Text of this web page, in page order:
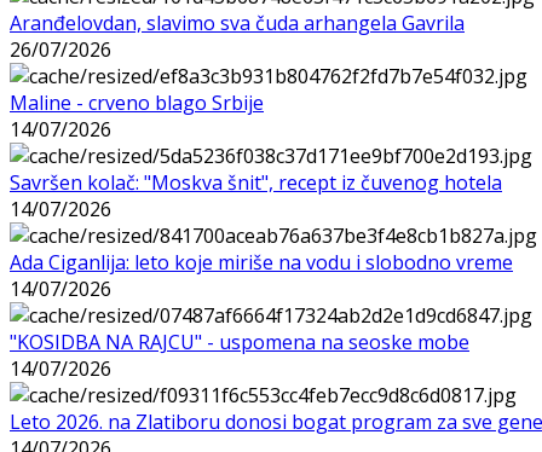
Aranđelovdan, slavimo sva čuda arhangela Gavrila
26/07/2026
Maline - crveno blago Srbije
14/07/2026
Savršen kolač: "Moskva šnit", recept iz čuvenog hotela
14/07/2026
Ada Ciganlija: leto koje miriše na vodu i slobodno vreme
14/07/2026
"KOSIDBA NA RAJCU" - uspomena na seoske mobe
14/07/2026
Leto 2026. na Zlatiboru donosi bogat program za sve